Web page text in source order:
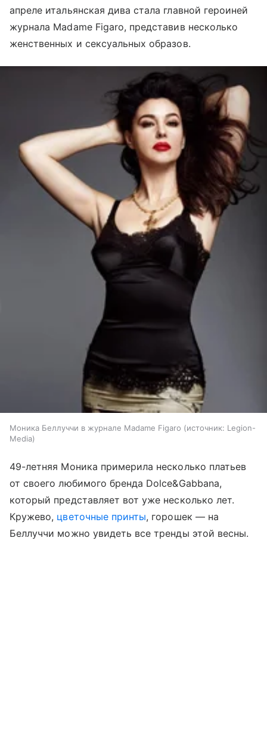
апреле итальянская дива стала главной героиней
журнала Madame Figaro, представив несколько
женственных и сексуальных образов.
Моника Беллуччи в журнале Madame Figaro источник: Legion-
Media
49-летняя Моника примерила несколько платьев
от своего любимого бренда Dolce&Gabbana,
который представляет вот уже несколько лет.
Кружево, цветочные принты, горошек — на
Беллуччи можно увидеть все тренды этой весны.